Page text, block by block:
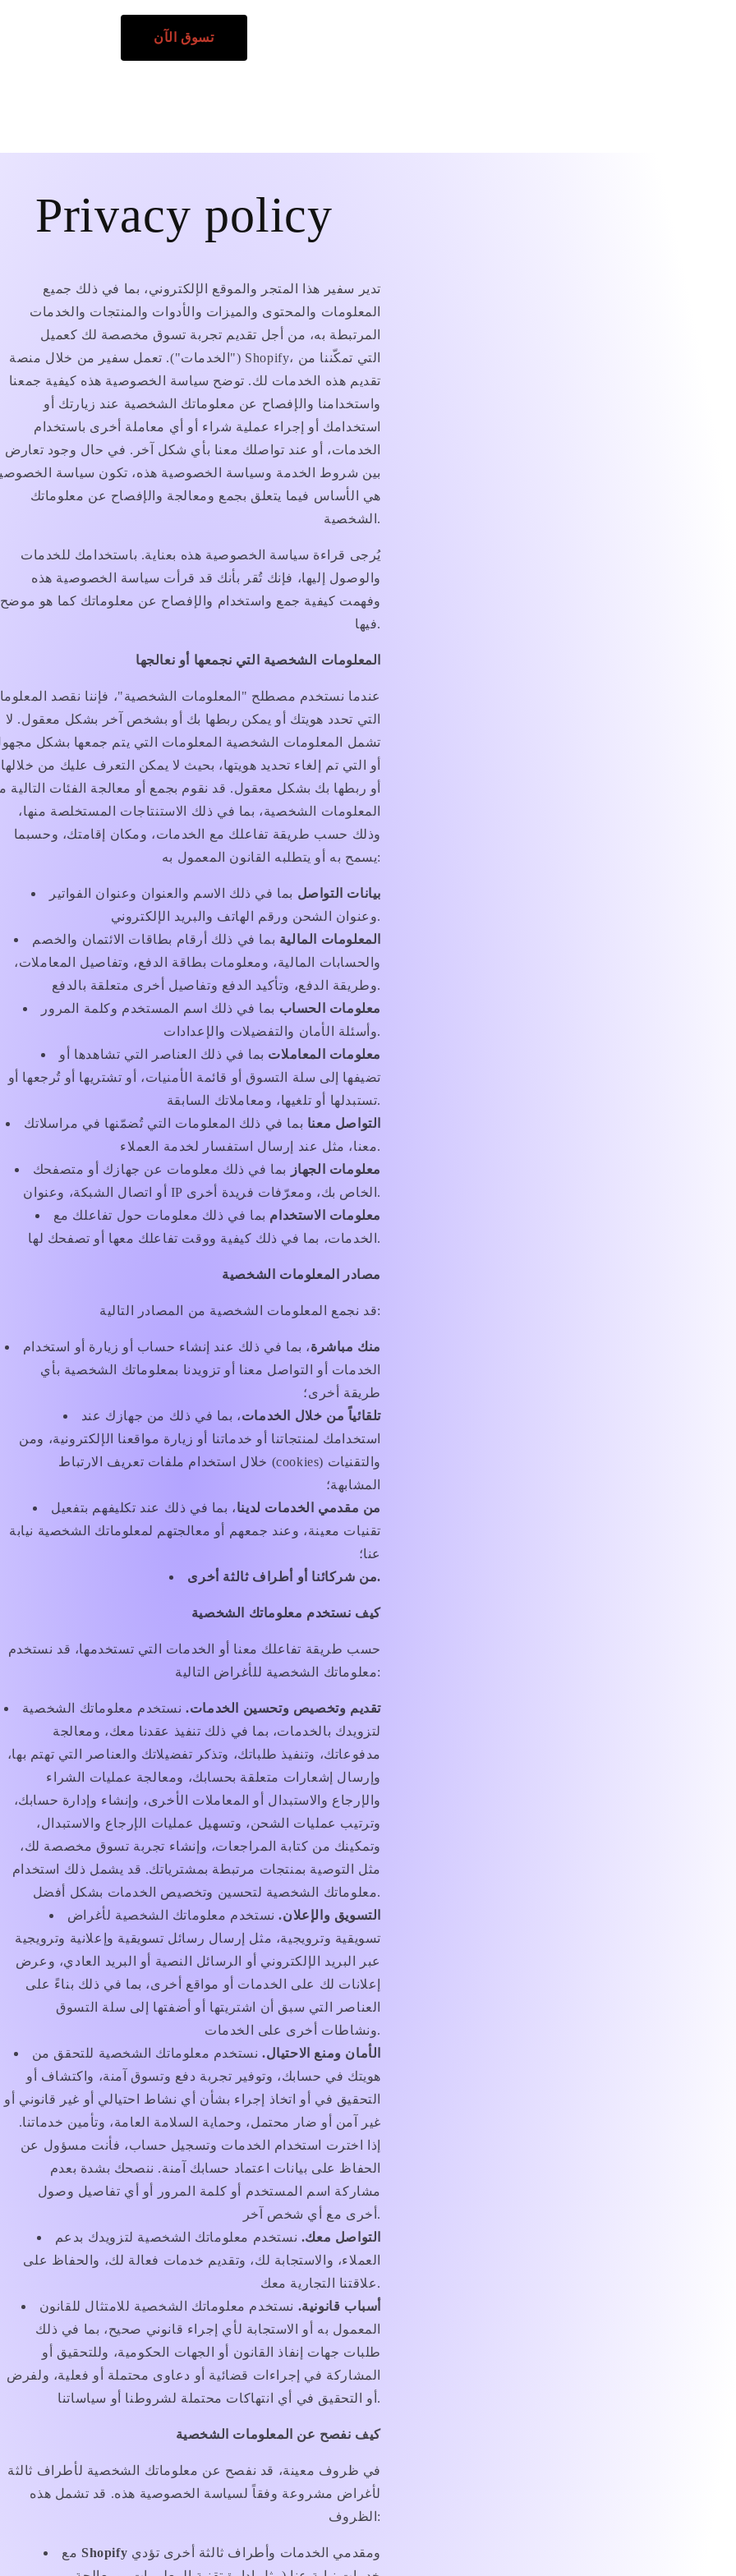
تسوق الآن
Privacy policy
تدير سفير هذا المتجر والموقع الإلكتروني، بما في ذلك جميع
المعلومات والمحتوى والميزات والأدوات والمنتجات والخدمات
المرتبطة به، من أجل تقديم تجربة تسوق مخصصة لك كعميل
("الخدمات"). تعمل سفير من خلال منصة Shopify، التي تمكّننا من
تقديم هذه الخدمات لك. توضح سياسة الخصوصية هذه كيفية جمعنا
واستخدامنا والإفصاح عن معلوماتك الشخصية عند زيارتك أو
استخدامك أو إجراء عملية شراء أو أي معاملة أخرى باستخدام
الخدمات، أو عند تواصلك معنا بأي شكل آخر. في حال وجود تعارض
بين شروط الخدمة وسياسة الخصوصية هذه، تكون سياسة
هي الأساس فيما يتعلق بجمع ومعالجة والإفصاح عن معلوماتك
الشخصية.
يُرجى قراءة سياسة الخصوصية هذه بعناية. باستخدامك للخدمات
والوصول إليها، فإنك تُقر بأنك قد قرأت سياسة الخصوصية هذه
وفهمت كيفية جمع واستخدام والإفصاح عن معلوماتك كما هو موضح
فيها.
المعلومات الشخصية التي نجمعها أو نعالجها
عندما نستخدم مصطلح "المعلومات الشخصية"، فإننا نقصد
التي تحدد هويتك أو يمكن ربطها بك أو بشخص آخر بشكل معقول. لا
تشمل المعلومات الشخصية المعلومات التي يتم جمعها بشكل
أو التي تم إلغاء تحديد هويتها، بحيث لا يمكن التعرف عليك من خلالها
أو ربطها بك بشكل معقول. قد نقوم بجمع أو معالجة الفئات التالية
المعلومات الشخصية، بما في ذلك الاستنتاجات المستخلصة منها،
وذلك حسب طريقة تفاعلك مع الخدمات، ومكان إقامتك، وحسبما
يسمح به أو يتطلبه القانون المعمول به:
بيانات التواصل بما في ذلك الاسم والعنوان وعنوان الفواتير
وعنوان الشحن ورقم الهاتف والبريد الإلكتروني.
المعلومات المالية بما في ذلك أرقام بطاقات الائتمان والخصم
والحسابات المالية، ومعلومات بطاقة الدفع، وتفاصيل المعاملات،
وطريقة الدفع، وتأكيد الدفع وتفاصيل أخرى متعلقة بالدفع.
معلومات الحساب بما في ذلك اسم المستخدم وكلمة المرور
وأسئلة الأمان والتفضيلات والإعدادات.
معلومات المعاملات بما في ذلك العناصر التي تشاهدها أو
تضيفها إلى سلة التسوق أو قائمة الأمنيات، أو تشتريها أو تُرجعها أو
تستبدلها أو تلغيها، ومعاملاتك السابقة.
التواصل معنا بما في ذلك المعلومات التي تُضمّنها في مراسلاتك
معنا، مثل عند إرسال استفسار لخدمة العملاء.
معلومات الجهاز
بما في ذلك معلومات عن جهازك أو متصفحك
أو اتصال الشبكة، وعنوان IP الخاص بك، ومعرّفات فريدة أخرى.
معلومات الاستخدام بما في ذلك معلومات حول تفاعلك مع
الخدمات، بما في ذلك كيفية ووقت تفاعلك معها أو تصفحك لها.
مصادر المعلومات الشخصية
قد نجمع المعلومات الشخصية من المصادر التالية:
منك مباشرة، بما في ذلك عند إنشاء حساب أو زيارة أو استخدام
الخدمات أو التواصل معنا أو تزويدنا بمعلوماتك الشخصية بأي
طريقة أخرى؛
تلقائياً من خلال الخدمات، بما في ذلك من جهازك عند
استخدامك لمنتجاتنا أو خدماتنا أو زيارة مواقعنا الإلكترونية، ومن
خلال استخدام ملفات تعريف الارتباط (cookies) والتقنيات
المشابهة؛
من مقدمي الخدمات لدينا، بما في ذلك عند تكليفهم بتفعيل
تقنيات معينة، وعند جمعهم أو معالجتهم لمعلوماتك الشخصية نيابة
عنا؛
من شركائنا أو أطراف ثالثة أخرى.
كيف نستخدم معلوماتك الشخصية
حسب طريقة تفاعلك معنا أو الخدمات التي تستخدمها، قد نستخدم
معلوماتك الشخصية للأغراض التالية:
تقديم وتخصيص وتحسين الخدمات.نستخدم معلوماتك الشخصية
لتزويدك بالخدمات، بما في ذلك تنفيذ عقدنا معك، ومعالجة
مدفوعاتك، وتنفيذ طلباتك، وتذكر تفضيلاتك والعناصر التي تهتم بها،
وإرسال إشعارات متعلقة بحسابك، ومعالجة عمليات الشراء
والإرجاع والاستبدال أو المعاملات الأخرى، وإنشاء وإدارة حسابك،
وترتيب عمليات الشحن، وتسهيل عمليات الإرجاع والاستبدال،
وتمكينك من كتابة المراجعات، وإنشاء تجربة تسوق مخصصة لك،
مثل التوصية بمنتجات مرتبطة بمشترياتك. قد يشمل ذلك استخدام
معلوماتك الشخصية لتحسين وتخصيص الخدمات بشكل أفضل.
التسويق والإعلان.نستخدم معلوماتك الشخصية لأغراض
تسويقية وترويجية، مثل إرسال رسائل تسويقية وإعلانية وترويجية
عبر البريد الإلكتروني أو الرسائل النصية أو البريد العادي، وعرض
إعلانات لك على الخدمات أو مواقع أخرى، بما في ذلك بناءً على
العناصر التي سبق أن اشتريتها أو أضفتها إلى سلة التسوق
ونشاطات أخرى على الخدمات.
الأمان ومنع الاحتيال. نستخدم معلوماتك الشخصية للتحقق من
هويتك في حسابك، وتوفير تجربة دفع وتسوق آمنة، واكتشاف أو
التحقيق في أو اتخاذ إجراء بشأن أي نشاط احتيالي أو غير قانوني أو
غير آمن أو ضار محتمل، وحماية السلامة العامة، وتأمين خدماتنا.
إذا اخترت استخدام الخدمات وتسجيل حساب، فأنت مسؤول عن
الحفاظ على بيانات اعتماد حسابك آمنة. ننصحك بشدة بعدم
مشاركة اسم المستخدم أو كلمة المرور أو أي تفاصيل وصول
أخرى مع أي شخص آخر.
التواصل معك. نستخدم معلوماتك الشخصية لتزويدك بدعم
العملاء، والاستجابة لك، وتقديم خدمات فعالة لك، والحفاظ على
علاقتنا التجارية معك.
أسباب قانونية. نستخدم معلوماتك الشخصية للامتثال للقانون
المعمول به أو الاستجابة لأي إجراء قانوني صحيح، بما في ذلك
طلبات جهات إنفاذ القانون أو الجهات الحكومية، وللتحقيق أو
المشاركة في إجراءات قضائية أو دعاوى محتملة أو فعلية، ولفرض
أو التحقيق في أي انتهاكات محتملة لشروطنا أو سياساتنا.
كيف نفصح عن المعلومات الشخصية
في ظروف معينة، قد نفصح عن معلوماتك الشخصية لأطراف ثالثة
لأغراض مشروعة وفقاً لسياسة الخصوصية هذه. قد تشمل هذه
الظروف:
Shopify